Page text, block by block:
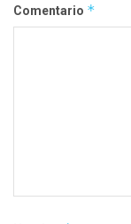
Comentario *